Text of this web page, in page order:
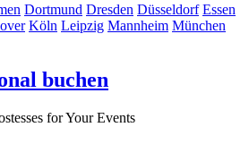
Dortmund Dresden Düsseldorf Essen
Köln Leipzig Mannheim München
buchen
for Your Events